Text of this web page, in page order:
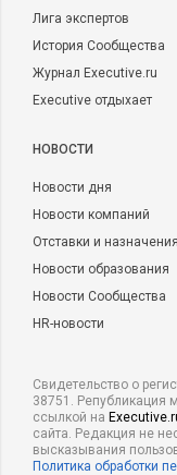
Лига экспертов
История Сообщества
Журнал Executive.ru
Executive отдыхает
НОВОСТИ
Новости дня
Новости компаний
Отставки и назначения
Новости образования
Новости Сообщества
HR-новости
Свидетельство о
38751. Републикация
ссылкой на
сайта. Редакция не
высказывания
Политика обработки